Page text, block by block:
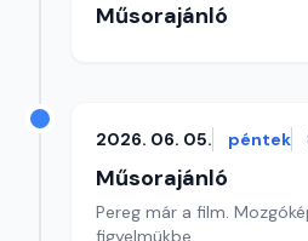
Műsorajánló
2026. 06. 05. péntek
Műsorajánló
Pereg már a film.
figyelmükbe.